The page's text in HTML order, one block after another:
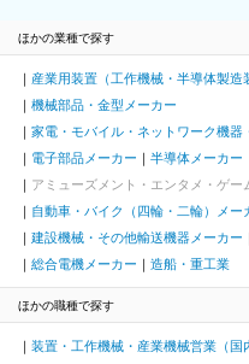
ほかの業種で探す
産業用装置（工作機械・半導体製
機械部品・金型メーカー
家電・モバイル・ネットワーク機器
電子部品メーカー
半導体メーカー
アミューズメント・エンタメ・ゲー
自動車・バイク（四輪・二輪）メー
建設機械・その他輸送機器メーカー
総合電機メーカー
造船・重工業
ほかの職種で探す
装置・工作機械・産業機械営業（国